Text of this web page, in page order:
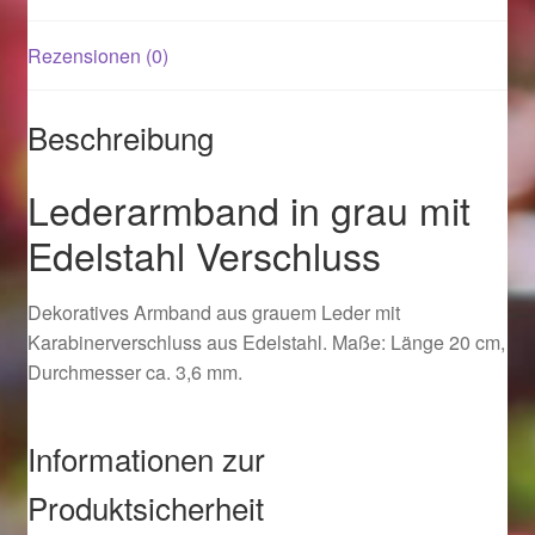
Magisches und Festliches zu Halloween 2021
Magisches und Festliches zu Halloween 2022
Logout
Ostergeschenke finden für Ostern 2015
Ostergeschenke finden für Ostern 2016
Ostergeschenke finden für Ostern 2018
Rezensionen (0)
Beschreibung
Lederarmband in grau mit
Edelstahl Verschluss
Dekoratives Armband aus grauem Leder mit
Karabinerverschluss aus Edelstahl. Maße: Länge 20 cm,
Durchmesser ca. 3,6 mm.
Informationen zur
Produktsicherheit